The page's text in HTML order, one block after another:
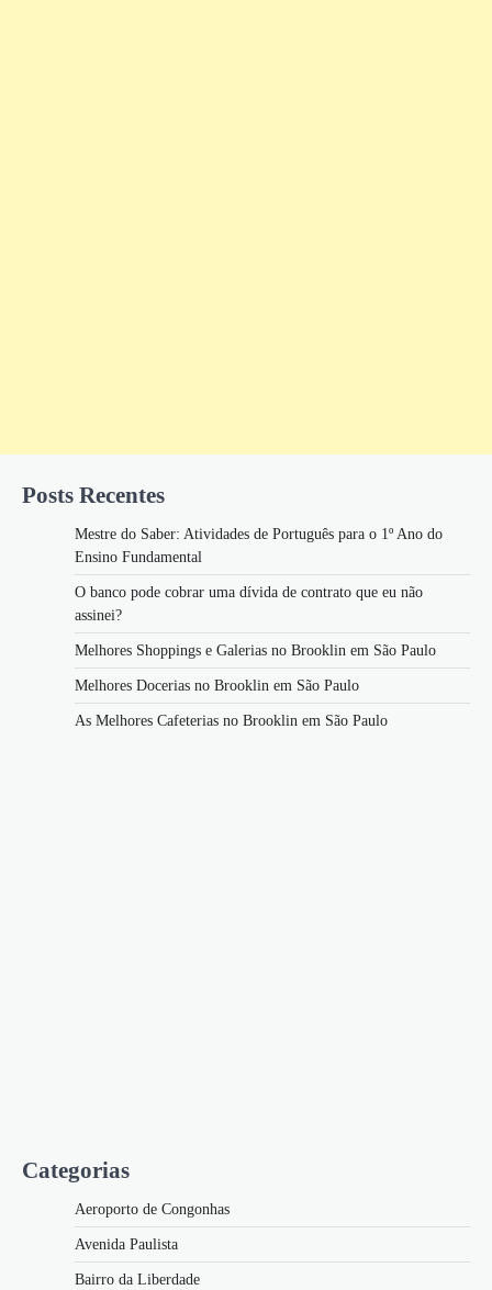
Posts Recentes
Mestre do Saber: Atividades de Português para o 1º Ano do
Ensino Fundamental
O banco pode cobrar uma dívida de contrato que eu não
assinei?
Melhores Shoppings e Galerias no Brooklin em São Paulo
Melhores Docerias no Brooklin em São Paulo
As Melhores Cafeterias no Brooklin em São Paulo
Categorias
Aeroporto de Congonhas
Avenida Paulista
Bairro da Liberdade